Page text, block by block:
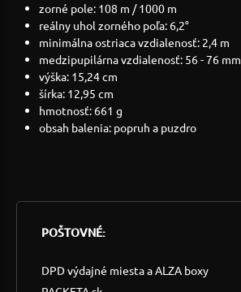
zorné pole: 108 m / 1000 m
reálny uhol zorného poľa: 6,2°
minimálna ostriaca vzdialenosť: 2,4 m
medzipupilárna vzdialenosť: 56 - 76 mm
výška: 15,24 cm
šírka: 12,95 cm
hmotnosť: 661 g
obsah balenia: popruh a puzdro
POŠTOVNÉ:
DPD výdajné miesta a ALZA boxy